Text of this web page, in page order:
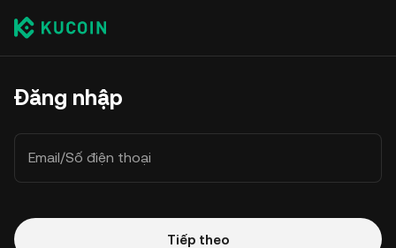
Đăng nhập
Email/Số điện thoại
Tiếp theo